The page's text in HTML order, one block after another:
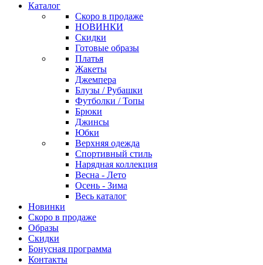
Каталог
Скоро в продаже
НОВИНКИ
Скидки
Готовые образы
Платья
Жакеты
Джемпера
Блузы / Рубашки
Футболки / Топы
Брюки
Джинсы
Юбки
Верхняя одежда
Спортивный стиль
Нарядная коллекция
Весна - Лето
Осень - Зима
Весь каталог
Новинки
Скоро в продаже
Образы
Скидки
Бонусная программа
Контакты